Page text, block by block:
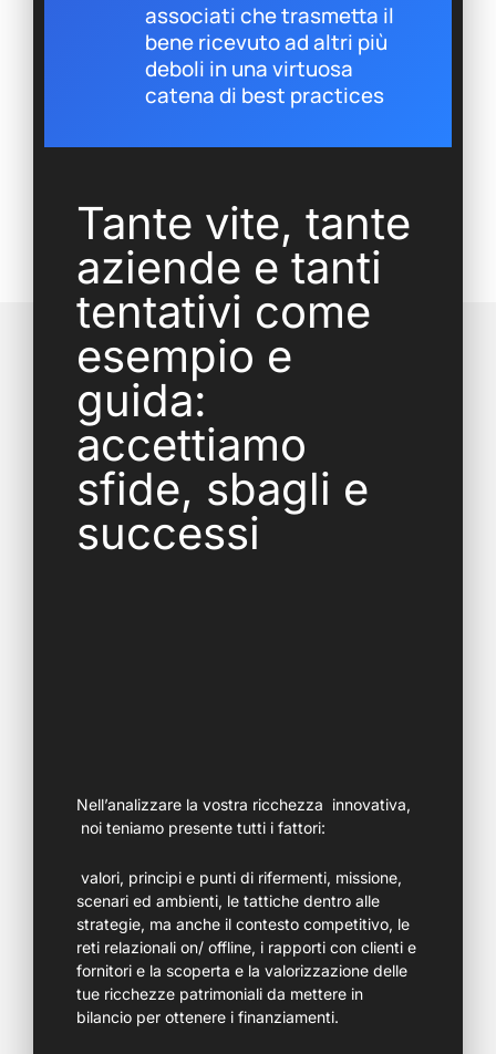
associati che trasmetta il
bene ricevuto ad altri più
deboli in una virtuosa
catena di best practices
Tante vite, tante
aziende e tanti
tentativi come
esempio e
guida:
accettiamo
sfide, sbagli e
successi
Nell’analizzare la vostra ricchezza innovativa,
noi teniamo presente tutti i fattori:
valori, principi e punti di rifermenti, missione,
scenari ed ambienti, le tattiche dentro alle
strategie, ma anche il contesto competitivo, le
reti relazionali on/ offline, i rapporti con clienti e
fornitori e la scoperta e la valorizzazione delle
tue ricchezze patrimoniali da mettere in
bilancio per ottenere i finanziamenti.